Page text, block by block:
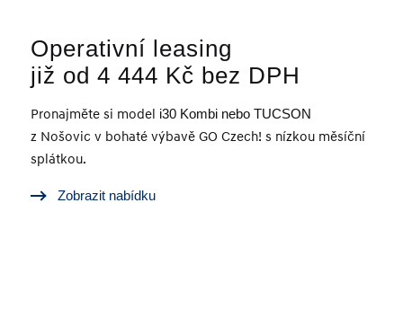
Operativní leasing
již od 4 444 Kč bez DPH
Pronajměte si model i30 Kombi nebo TUCSON
z Nošovic v bohaté výbavě GO Czech! s nízkou měsíční
splátkou.
Zobrazit nabídku